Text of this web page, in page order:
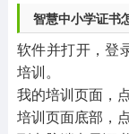
智慧中小学证书
软件并打开，登
培训。
我的培训页面，点
培训页面底部，